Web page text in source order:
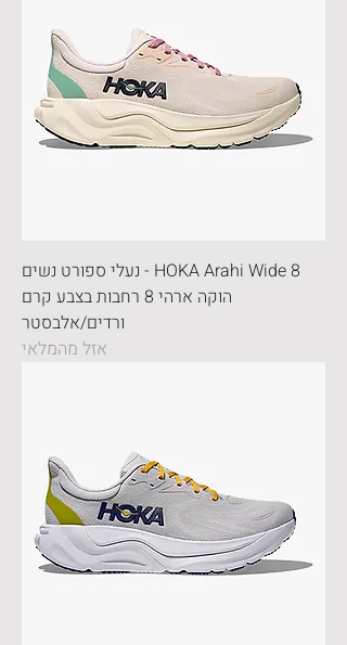
HOKA Arahi Wide 8 - נעלי ספורט נשים
הוקה ארהי 8 רחבות בצבע קרם
ורדים/אלבסטר
אזל מהמלאי